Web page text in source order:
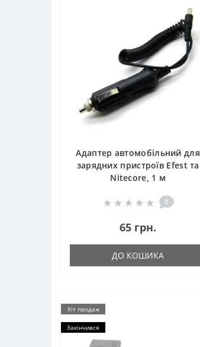
Адаптер автомобільний для
зарядних пристроїв Efest та
Nitecore, 1 м
0
65 грн.
ДО КОШИКА
Хіт продаж
Закінчився